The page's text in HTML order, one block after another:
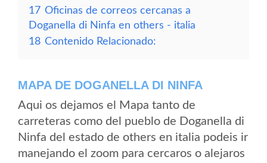
17 Oficinas de correos cercanas a
Doganella di Ninfa en others - italia
18 Contenido Relacionado:
MAPA DE DOGANELLA DI NINFA
Aqui os dejamos el Mapa tanto de
carreteras como del pueblo de Doganella di
Ninfa del estado de others en italia podeis ir
manejando el zoom para cercaros o alejaros